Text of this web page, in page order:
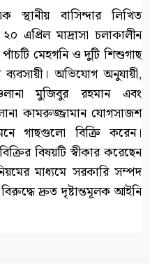
বাসিন্দার লিখিত
মাদ্রাসা চলাকালীন
মেহগনি ও দুটি শিশুগাছ
অভিযোগ অনুযায়ী,
মুজিবুর রহমান এবং
কামরুজ্জামান যোগসাজশ
গাছগুলো বিক্রি করেন।
বিষয়টি স্বীকার করেছেন
মাধ্যমে সরকারি সম্পদ
দ্রুত দৃষ্টান্তমূলক আইনি